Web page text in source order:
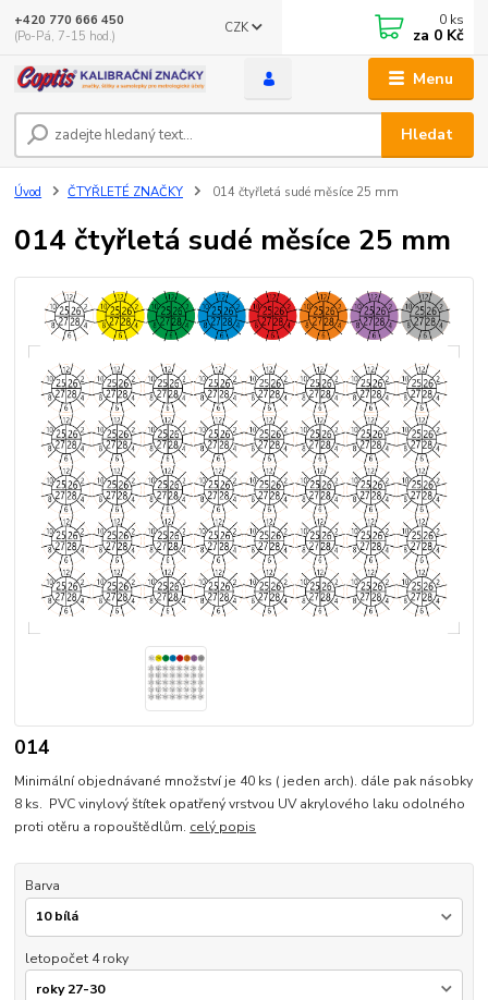
Menu
CZK
Hledat
+420 770 666 450
(Po-Pá, 7-15 hod.)
0 ks
za 0 Kč
Úvod ČTYŘLETÉ ZNAČKY 014 čtyřletá sudé měsíce 25 mm
014 čtyřletá sudé měsíce 25 mm
014
Minimální objednávané množství je 40 ks ( jeden arch). dále pak násobky
8 ks. PVC vinylový štítek opatřený vrstvou UV akrylového laku odolného
proti otěru a ropouštědlům. celý popis
Barva
letopočet 4 roky